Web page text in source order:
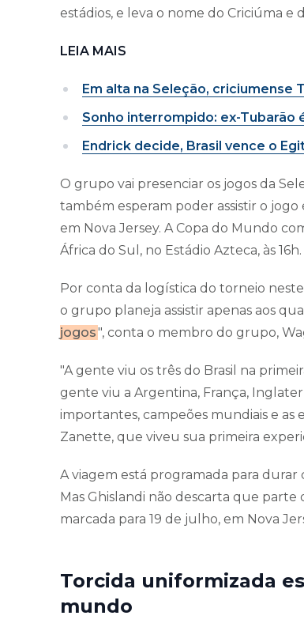
estádios, e leva o nome do Criciúma e
LEIA MAIS
Em alta na Seleção, criciumense
Sonho interrompido: ex-Tubarão
Endrick decide, Brasil vence o
O grupo vai presenciar os jogos da
também esperam poder assistir o
em Nova Jersey. A Copa do Mundo
África do Sul, no Estádio Azteca, às 16h.
Por conta da logística do torneio
o grupo planeja assistir apenas aos
jogos", conta o membro do grupo,
"A gente viu os três do Brasil na
gente viu a Argentina, França,
importantes, campeões mundiais e as
Zanette, que viveu sua primeira
A viagem está programada para
Mas Ghislandi não descarta que
marcada para 19 de julho, em Nova
Torcida uniformizada
mundo